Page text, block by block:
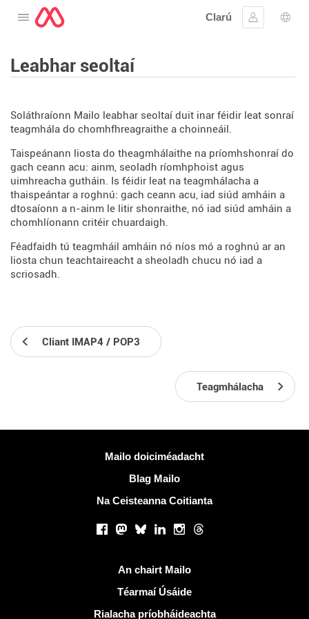
Oscail an roghchlár
Clarú
Sínigh
Leabhar seoltaí
Soláthraíonn Mailo leabhar seoltaí duit inar féidir leat sonraí
teagmhála do chomhfhreagraithe a choinneáil.
Taispeánann liosta do theagmhálaithe na príomhshonraí do
gach ceann acu: ainm, seoladh ríomhphoist agus
uimhreacha gutháin. Is féidir leat na teagmhálacha a
thaispeántar a roghnú: gach ceann acu, iad siúd amháin a
dtosaíonn a n-ainm le litir shonraithe, nó iad siúd amháin a
chomhlíonann critéir chuardaigh.
Féadfaidh tú teagmháil amháin nó níos mó a roghnú ar an
liosta chun teachtaireacht a sheoladh chucu nó iad a
scriosadh.
Cliant IMAP4 / POP3
Teagmhálacha
Mailo doiciméadacht
Blag Mailo
Na Ceisteanna Coitianta
Facebook
Mastodon
BlueskyLinkedInInstagram
Threads
An chairt Mailo
Téarmaí Úsáide
Rialacha príobháideachta